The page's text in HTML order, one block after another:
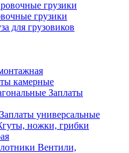
грузики
для грузовиков
камерные
Заплаты
Заплаты универсальные
ножки, грибки
Вентили,